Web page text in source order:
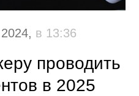
в 13:36
проводить
в 2025